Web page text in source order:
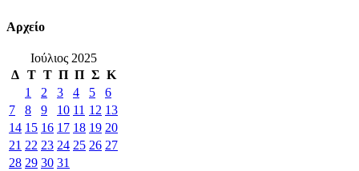
Αρχείο
Ιούλιος 2025
Δ Τ Τ Π Π Σ Κ
1
2 3 4 5
6
7
8 9 10 11 12 13
14 15 16 17 18 19 20
21 22 23 24 25 26 27
28 29 30 31